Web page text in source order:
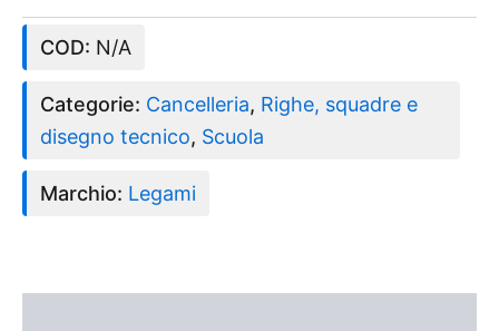
COD: N/A
Categorie: Cancelleria, Righe, squadre e
disegno tecnico, Scuola
Marchio: Legami